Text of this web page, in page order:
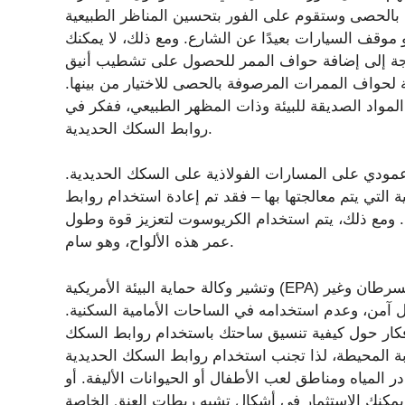
وستقوم على الفور بتحسين المناظر الطبيعية
السيارات بعيدًا عن الشارع. ومع ذلك، لا يمكنك
إلى إضافة حواف الممر للحصول على تشطيب أنيق
لحواف الممرات المرصوفة بالحصى للاختيار من بينها.
الصديقة للبيئة وذات المظهر الطبيعي، ففكر في
روابط السكك الحديدية.
على المسارات الفولاذية على السكك الحديدية.
التي يتم معالجتها بها – فقد تم إعادة استخدام روابط
ومع ذلك، يتم استخدام الكريوسوت لتعزيز قوة وطول
عمر هذه الألواح، وهو سام.
وتشير وكالة حماية البيئة الأمريكية (EPA) إلى أن هذا المبيد الكيميائي يشكل مخاطر صحية تتعلق بالسرطان وغير
وعدم استخدامه في الساحات الأمامية السكنية.
حول كيفية تنسيق ساحتك باستخدام روابط السكك
لذا تجنب استخدام روابط السكك الحديدية
ومناطق لعب الأطفال أو الحيوانات الأليفة. أو
الاستثمار في أشكال تشبه ربطات العنق الخاصة